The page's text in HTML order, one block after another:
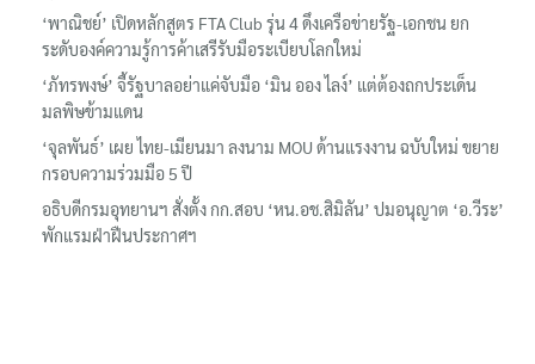
‘พาณิชย์’ เปิดหลักสูตร FTA Club รุ่น 4 ดึงเครือข่ายรัฐ-เอกชน ยก
ระดับองค์ความรู้การค้าเสรีรับมือระเบียบโลกใหม่
‘ภัทรพงษ์’ จี้รัฐบาลอย่าแค่จับมือ ‘มิน ออง ไลง์’ แต่ต้องถกประเด็น
มลพิษข้ามแดน
‘จุลพันธ์’ เผย ไทย-เมียนมา ลงนาม MOU ด้านแรงงาน ฉบับใหม่ ขยาย
กรอบความร่วมมือ 5 ปี
อธิบดีกรมอุทยานฯ​ สั่งตั้ง กก.สอบ ‘หน.อช.สิมิลัน’ ปมอนุญาต ‘อ.วีระ’
พักแรมฝ่าฝืนประกาศฯ